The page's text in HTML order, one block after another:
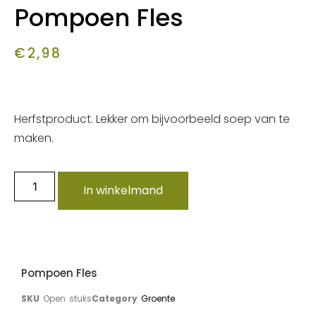
Pompoen Fles
€2,98
Herfstproduct. Lekker om bijvoorbeeld soep van te
maken.
In winkelmand
Pompoen Fles
SKU Open stuksCategory Groente